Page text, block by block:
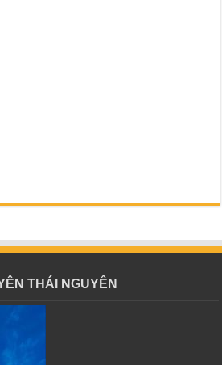
THÁI NGUYÊN